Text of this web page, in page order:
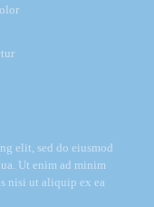
elit, sed do eiusmod
Ut enim ad minim
nisi ut aliquip ex ea